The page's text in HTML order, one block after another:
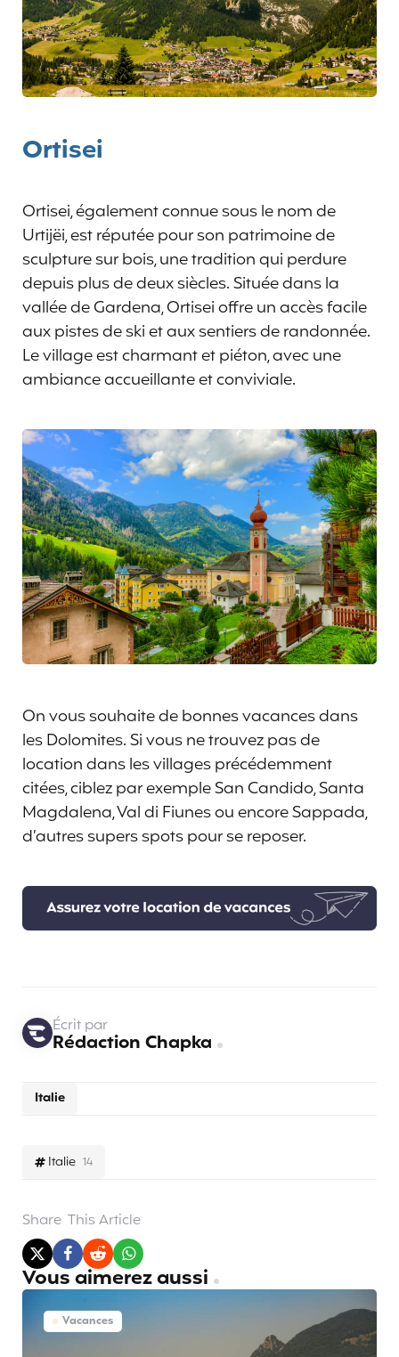
Ortisei
Ortisei, également connue sous le nom de
Urtijëi, est réputée pour son patrimoine de
sculpture sur bois, une tradition qui perdure
depuis plus de deux siècles. Située dans la
vallée de Gardena, Ortisei offre un accès facile
aux pistes de ski et aux sentiers de randonnée.
Le village est charmant et piéton, avec une
ambiance accueillante et conviviale.
On vous souhaite de bonnes vacances dans
les Dolomites. Si vous ne trouvez pas de
location dans les villages précédemment
citées, ciblez par exemple San Candido, Santa
Magdalena, Val di Fiunes ou encore Sappada,
d’autres supers spots pour se reposer.
Italie 14
Italie
Écrit par
Rédaction Chapka
Share This Article
Vous aimerez aussi
Vacances